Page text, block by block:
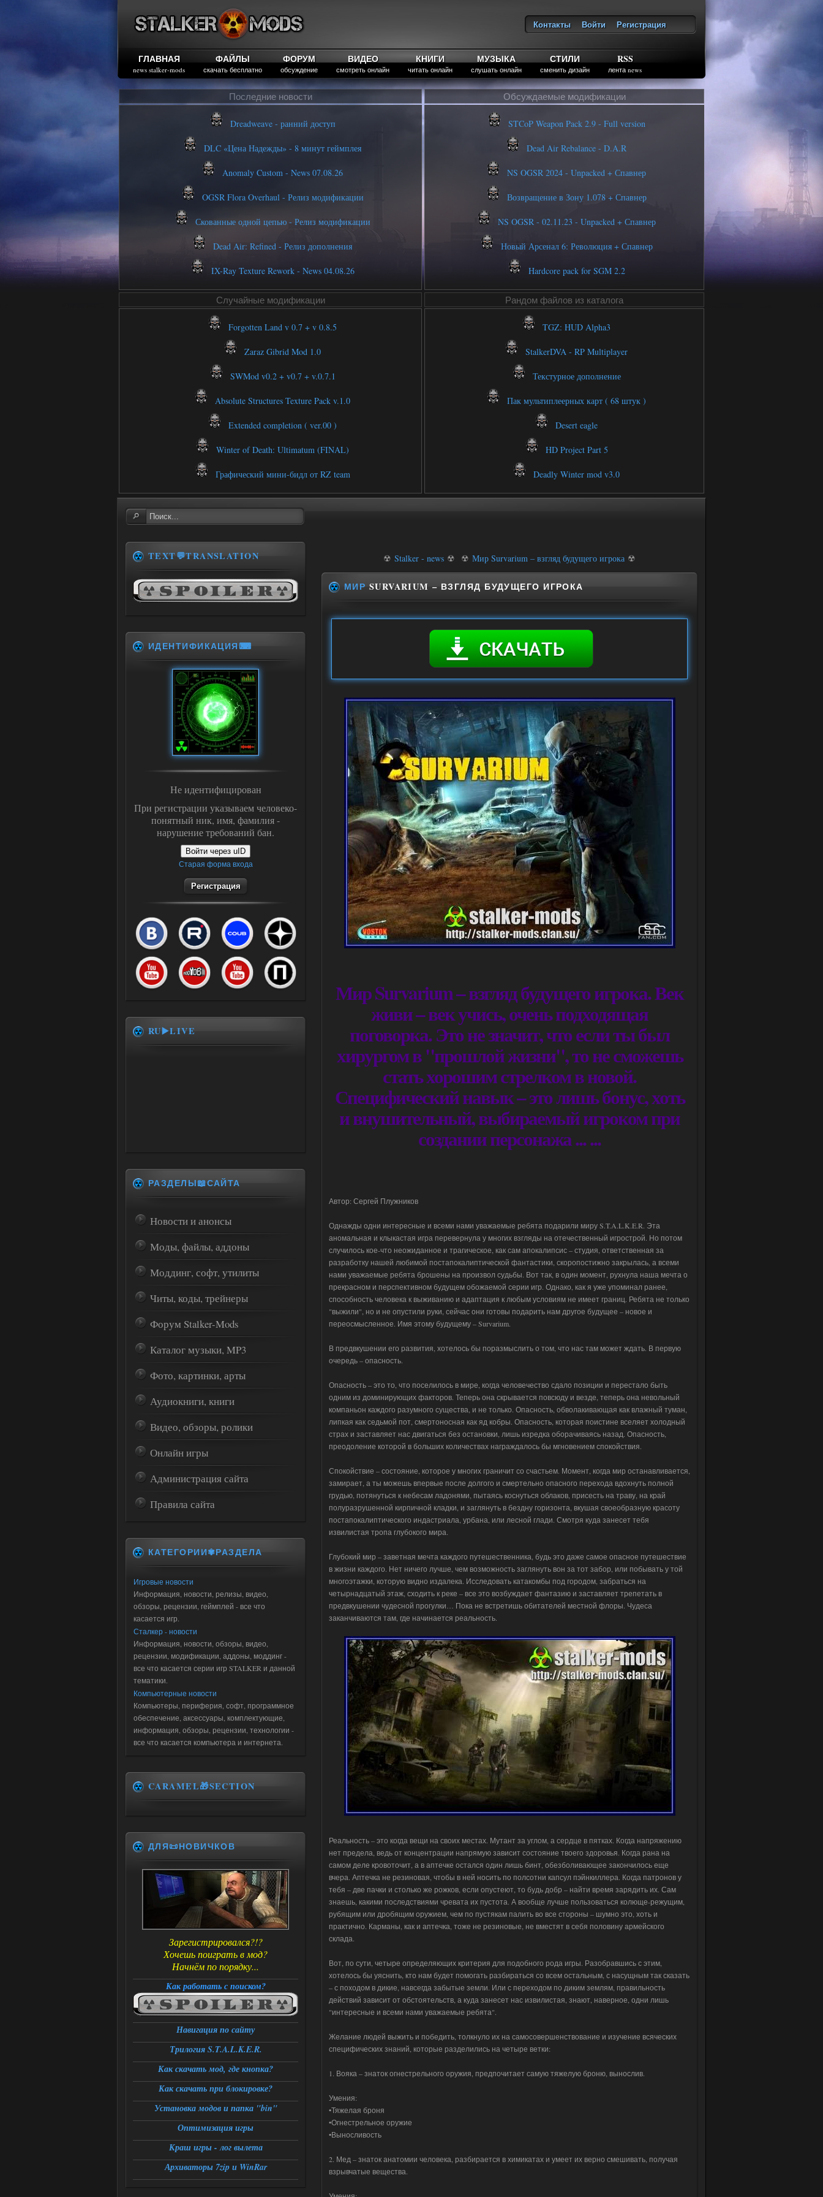
Контакты Войти
Регистрация
ГЛАВНАЯ
news stalker-mods
ФАЙЛЫ
скачать бесплатно
ФОРУМ
обсуждение
ВИДЕО
смотреть онлайн
КНИГИ
читать онлайн
МУЗЫКА
слушать онлайн
СТИЛИ
сменить дизайн
RSS
лента news
Последние новости
Dreadweave - ранний доступ
DLC «Цена Надежды» - 8 минут геймплея
Anomaly Custom - News 07.08.26
OGSR Flora Overhaul - Релиз модификации
Скованные одной цепью - Релиз модификации
Dead Air: Refined - Релиз дополнения
IX-Ray Texture Rework - News 04.08.26
Обсуждаемые модификации
STCoP Weapon Pack 2.9 - Full version
Dead Air Rebalance - D.A.R
NS OGSR 2024 - Unpacked + Спавнер
Возвращение в Зону 1.078 + Спавнер
NS OGSR - 02.11.23 - Unpacked + Спавнер
Новый Арсенал 6: Революция + Спавнер
Hardcore pack for SGM 2.2
Случайные модификации
Forgotten Land v 0.7 + v 0.8.5
Zaraz Gibrid Mod 1.0
SWMod v0.2 + v0.7 + v.0.7.1
Absolute Structures Texture Pack v.1.0
Extended completion ( ver.00 )
Winter of Death: Ultimatum (FINAL)
Графический мини-бидл от RZ team
Рандом файлов из каталога
TGZ: HUD Alpha3
StalkerDVA - RP Multiplayer
Текстурное дополнение
Пак мультиплеерных карт ( 68 штук )
Desert eagle
HD Project Part 5
Deadly Winter mod v3.0
☢ Stalker - news ☢ ☢ Мир Survarium – взгляд будущего игрока ☢
МИР SURVARIUM – ВЗГЛЯД БУДУЩЕГО ИГРОКА
Мир Survarium – взгляд будущего игрока. Век
живи – век учись, очень подходящая
поговорка. Это не значит, что если ты был
хирургом в "прошлой жизни", то не сможешь
стать хорошим стрелком в новой.
Специфический навык – это лишь бонус, хоть
и внушительный, выбираемый игроком при
создании персонажа ... ...
Автор: Сергей Плужников
Однажды одни интересные и всеми нами уважаемые ребята подарили миру S.T.A.L.K.E.R. Эта
аномальная и клыкастая игра перевернула у многих взгляды на отечественный игрострой. Но потом
случилось кое-что неожиданное и трагическое, как сам апокалипсис – студия, ответственная за
разработку нашей любимой постапокалиптической фантастики, скоропостижно закрылась, а всеми
нами уважаемые ребята брошены на произвол судьбы. Вот так, в один момент, рухнула наша мечта о
прекрасном и перспективном будущем обожаемой серии игр. Однако, как я уже упоминал ранее,
способность человека к выживанию и адаптация к любым условиям не имеет границ. Ребята не только
"выжили", но и не опустили руки, сейчас они готовы подарить нам другое будущее – новое и
переосмысленное. Имя этому будущему – Survarium.
В предвкушении его развития, хотелось бы поразмыслить о том, что нас там может ждать. В первую
очередь – опасность.
Опасность – это то, что поселилось в мире, когда человечество сдало позиции и перестало быть
одним из доминирующих факторов. Теперь она скрывается повсюду и везде, теперь она невольный
компаньон каждого разумного существа, и не только. Опасность, обволакивающая как влажный туман,
липкая как седьмой пот, смертоносная как яд кобры. Опасность, которая поистине вселяет холодный
страх и заставляет нас двигаться без остановки, лишь изредка оборачиваясь назад. Опасность,
преодоление которой в больших количествах награждалось бы мгновением спокойствия.
Спокойствие – состояние, которое у многих граничит со счастьем. Момент, когда мир останавливается,
замирает, а ты можешь впервые после долгого и смертельно опасного перехода вдохнуть полной
грудью, потянуться к небесам ладонями, пытаясь коснуться облаков, присесть на траву, на край
полуразрушенной кирпичной кладки, и заглянуть в бездну горизонта, вкушая своеобразную красоту
постапокалиптического индастриала, урбана, или лесной глади. Смотря куда занесет тебя
извилистая тропа глубокого мира.
Глубокий мир – заветная мечта каждого путешественника, будь это даже самое опасное путешествие
в жизни каждого. Нет ничего лучше, чем возможность заглянуть вон за тот забор, или побывать у той
многоэтажки, которую видно издалека. Исследовать катакомбы под городом, забраться на
четырнадцатый этаж, сходить к реке – все это возбуждает фантазию и заставляет трепетать в
предвкушении чудесной прогулки… Пока не встретишь обитателей местной флоры. Чудеса
заканчиваются там, где начинается реальность.
Реальность – это когда вещи на своих местах. Мутант за углом, а сердце в пятках. Когда напряжению
нет предела, ведь от концентрации напрямую зависит состояние твоего здоровья. Когда рана на
самом деле кровоточит, а в аптечке остался один лишь бинт, обезболивающее закончилось еще
вчера. Аптечка не резиновая, чтобы в ней носить по полсотни капсул пэйнкиллера. Когда патронов у
тебя – две пачки и столько же рожков, если опустеют, то будь добр – найти время зарядить их. Сам
знаешь, какими последствиями чревата их пустота. А вообще лучше пользоваться колюще-режущим,
рубящим или дробящим оружием, чем по пустякам палить во все стороны – шумно это, хоть и
практично. Карманы, как и аптечка, тоже не резиновые, не вместят в себя половину армейского
склада.
Вот, по сути, четыре определяющих критерия для подобного рода игры. Разобравшись с этим,
хотелось бы уяснить, кто нам будет помогать разбираться со всем остальным, с насущным так сказать
– с походом в дикие, навсегда забытые земли. Или с переходом по диким землям, правильность
действий зависит от обстоятельств, а куда занесет нас извилистая, знают, наверное, одни лишь
"интересные и всеми нами уважаемые ребята".
Желание людей выжить и победить, толкнуло их на самосовершенствование и изучение всяческих
специфических знаний, которые разделились на четыре ветки:
1. Вояка – знаток огнестрельного оружия, предпочитает самую тяжелую броню, вынослив.
Умения:
•Тяжелая броня
•Огнестрельное оружие
•Выносливость
2. Мед – знаток анатомии человека, разбирается в химикатах и умеет их верно смешивать, получая
взрывчатые вещества.
TEXT💬TRANSLATION
ИДЕНТИФИКАЦИЯ⌨
Не идентифицирован
При регистрации указываем человеко-
понятный ник, имя, фамилия -
нарушение требований бан.
Войти через uID
Старая форма входа
Регистрация
RU▶️LIVE
РАЗДЕЛЫ📖САЙТА
Новости и анонсы
Моды, файлы, аддоны
Моддинг, софт, утилиты
Читы, коды, трейнеры
Форум Stalker-Mods
Каталог музыки, MP3
Фото, картинки, арты
Аудиокниги, книги
Видео, обзоры, ролики
Онлайн игры
Администрация сайта
Правила сайта
КАТЕГОРИИ✾РАЗДЕЛА
Игровые новости
Информация, новости, релизы, видео,
обзоры, рецензии, геймплей - все что
касается игр.
Сталкер - новости
Информация, новости, обзоры, видео,
рецензии, модификации, аддоны, моддинг -
все что касается серии игр STALKER и данной
тематики.
Компьютерные новости
Компьютеры, периферия, софт, программное
обеспечение, аксессуары, комплектующие,
информация, обзоры, рецензии, технологии -
все что касается компьютера и интернета.
CARAMEL🎁SECTION
ДЛЯ📜НОВИЧКОВ
Зарегистрировался?!?
Хочешь поиграть в мод?
Начнём по порядку...
Как работать с поиском?
Навигация по сайту
Трилогия S.T.A.L.K.E.R.
Как скачать мод, где кнопка?
Как скачать при блокировке?
Установка модов и папка "bin"
Оптимизация игры
Краш игры - лог вылета
Архиваторы 7zip и WinRar